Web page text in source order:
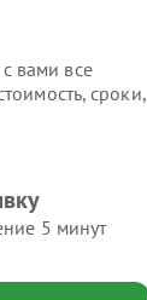
вами все
сроки,
5 минут